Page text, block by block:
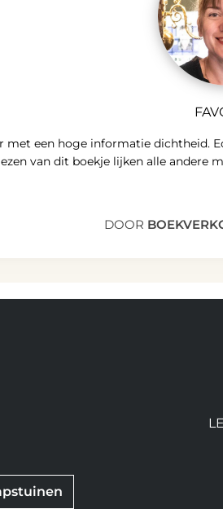
met een hoge informatie
van dit boekje lijken alle andere
DOOR